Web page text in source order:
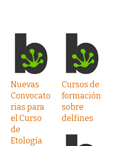
Nuevas
Convocato
rias para
el Curso
de
Etología
Cursos de
formación
sobre
delfines